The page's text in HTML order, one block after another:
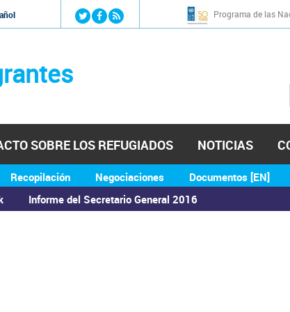
Jump to navigation Programa de las
Informe del Secretario General 2016
Recopilación Negociaciones Documentos [EN]
SOBRE LOS REFUGIADOS NOTICIAS